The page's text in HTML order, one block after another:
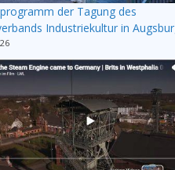
der Tagung des
Industriekultur in